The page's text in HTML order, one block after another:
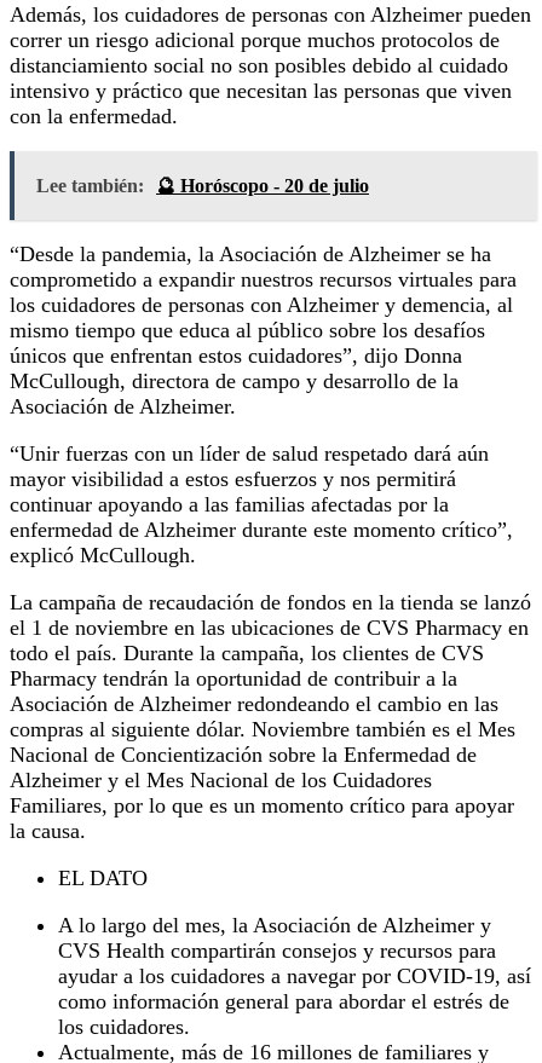
Además, los cuidadores de personas con Alzheimer pueden
correr un riesgo adicional porque muchos protocolos de
distanciamiento social no son posibles debido al cuidado
intensivo y práctico que necesitan las personas que viven
con la enfermedad.
Lee también: 🔮 Horóscopo - 20 de julio
“Desde la pandemia, la Asociación de Alzheimer se ha
comprometido a expandir nuestros recursos virtuales para
los cuidadores de personas con Alzheimer y demencia, al
mismo tiempo que educa al público sobre los desafíos
únicos que enfrentan estos cuidadores”, dijo Donna
McCullough, directora de campo y desarrollo de la
Asociación de Alzheimer.
“Unir fuerzas con un líder de salud respetado dará aún
mayor visibilidad a estos esfuerzos y nos permitirá
continuar apoyando a las familias afectadas por la
enfermedad de Alzheimer durante este momento crítico”,
explicó McCullough.
La campaña de recaudación de fondos en la tienda se lanzó
el 1 de noviembre en las ubicaciones de CVS Pharmacy en
todo el país. Durante la campaña, los clientes de CVS
Pharmacy tendrán la oportunidad de contribuir a la
Asociación de Alzheimer redondeando el cambio en las
compras al siguiente dólar. Noviembre también es el Mes
Nacional de Concientización sobre la Enfermedad de
Alzheimer y el Mes Nacional de los Cuidadores
Familiares, por lo que es un momento crítico para apoyar
la causa.
EL DATO
A lo largo del mes, la Asociación de Alzheimer y
CVS Health compartirán consejos y recursos para
ayudar a los cuidadores a navegar por COVID-19, así
como información general para abordar el estrés de
los cuidadores.
Actualmente, más de 16 millones de familiares y